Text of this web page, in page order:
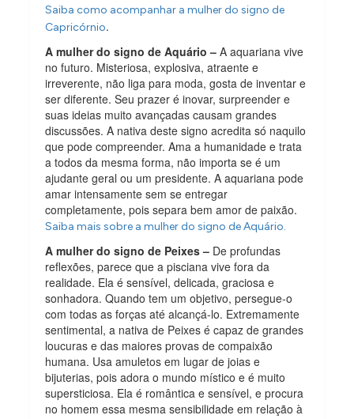
Saiba como acompanhar a mulher do signo de
Capricórnio.
A mulher do signo de Aquário – A aquariana vive
no futuro. Misteriosa, explosiva, atraente e
irreverente, não liga para moda, gosta de inventar e
ser diferente. Seu prazer é inovar, surpreender e
suas ideias muito avançadas causam grandes
discussões. A nativa deste signo acredita só naquilo
que pode compreender. Ama a humanidade e trata
a todos da mesma forma, não importa se é um
ajudante geral ou um presidente. A aquariana pode
amar intensamente sem se entregar
completamente, pois separa bem amor de paixão.
Saiba mais sobre a mulher do signo de Aquário.
A mulher do signo de Peixes – De profundas
reflexões, parece que a pisciana vive fora da
realidade. Ela é sensível, delicada, graciosa e
sonhadora. Quando tem um objetivo, persegue-o
com todas as forças até alcançá-lo. Extremamente
sentimental, a nativa de Peixes é capaz de grandes
loucuras e das maiores provas de compaixão
humana. Usa amuletos em lugar de joias e
bijuterias, pois adora o mundo místico e é muito
supersticiosa. Ela é romântica e sensível, e procura
no homem essa mesma sensibilidade em relação à